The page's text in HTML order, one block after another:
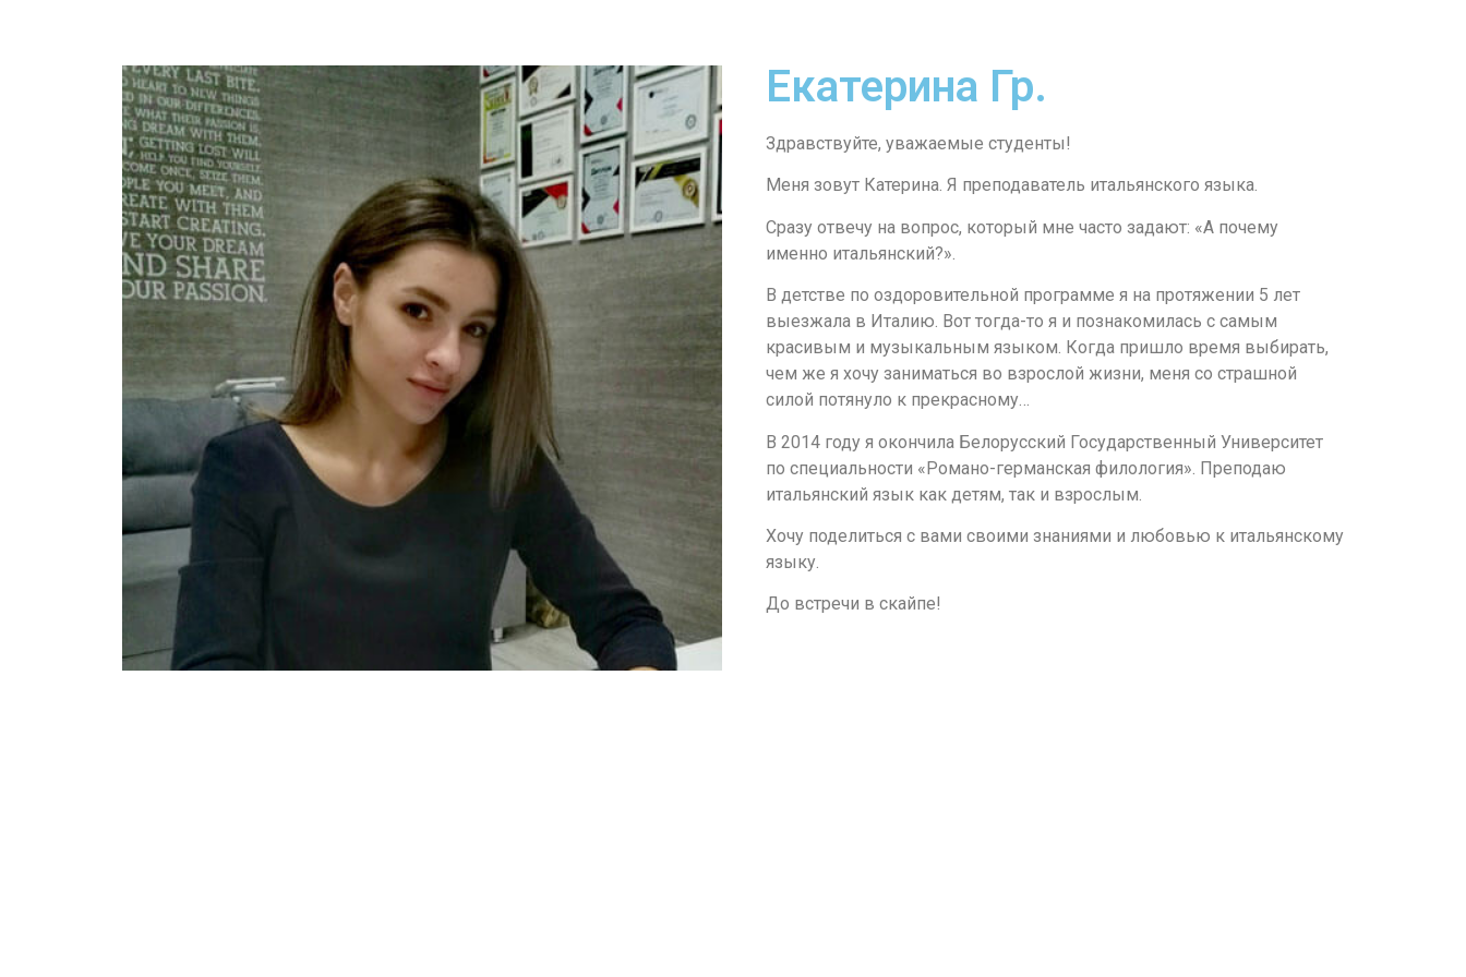
Екатерина Гр.
Здравствуйте, уважаемые студенты!
Меня зовут Катерина. Я преподаватель итальянского языка.
Сразу отвечу на вопрос, который мне часто задают: «А почему
именно итальянский?».
В детстве по оздоровительной программе я на протяжении 5 лет
выезжала в Италию. Вот тогда-то я и познакомилась с самым
красивым и музыкальным языком. Когда пришло время выбирать,
чем же я хочу заниматься во взрослой жизни, меня со страшной
силой потянуло к прекрасному…
В 2014 году я окончила Белорусский Государственный Университет
по специальности «Романо-германская филология». Преподаю
итальянский язык как детям, так и взрослым.
Хочу поделиться с вами своими знаниями и любовью к итальянскому
языку.
До встречи в скайпе!